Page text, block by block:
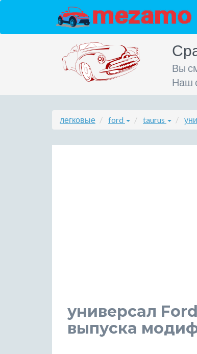
Вы
Наш
легковые ford taurus
универсал
выпуска